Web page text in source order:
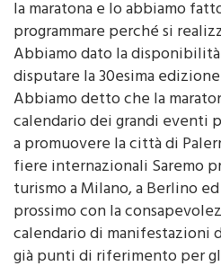
la maratona e lo abbiamo
programmare perché si
Abbiamo dato la
disputare la 30esima
Abbiamo detto che la
calendario dei grandi eventi
a promuovere la città di
fiere internazionali Saremo
turismo a Milano, a Berlino
prossimo con la
calendario di manifestazioni
già punti di riferimento per